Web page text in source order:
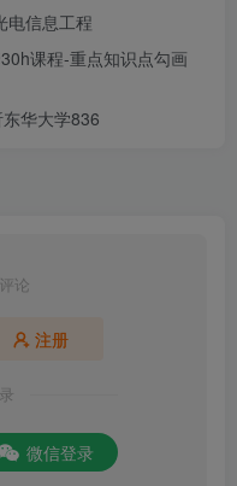
电信息工程
课程-重点知识点勾画
东华大学836
论
注册
微信登录